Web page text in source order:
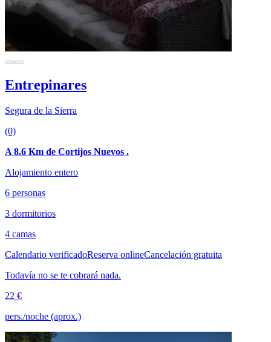
Entrepinares
Segura de la Sierra
(0)
A 8.6 Km de Cortijos Nuevos .
Alojamiento entero
6 personas
3 dormitorios
4 camas
Calendario verificadoReserva onlineCancelación gratuita
Todavía no se te cobrará nada.
22 €
pers./noche (aprox.)